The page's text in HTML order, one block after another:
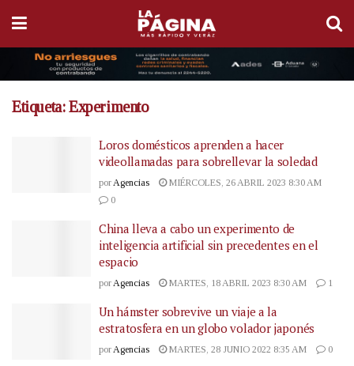
Etiqueta:Experimento
Loros domésticos aprenden a hacer
videollamadas para sobrellevar la soledad
por Agencias
MIÉRCOLES, 26 ABRIL 2023 8:30 AM
0
China lleva a cabo un experimento de
inteligencia artificial sin precedentes en el
espacio
por Agencias MARTES, 18 ABRIL 2023 8:30 AM 1
Un hámster sobrevive un viaje a la
estratosfera en un globo volador japonés
por Agencias MARTES, 28 JUNIO 2022 8:35 AM 0